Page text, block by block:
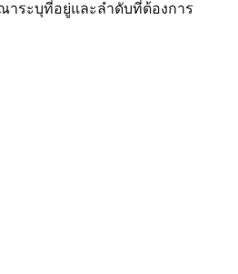
าระบุที่อยู่และลำดับที่ต้องการ